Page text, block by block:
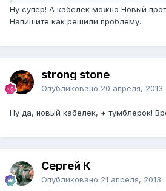
Ну супер! А кабелек можно Новый
Напишите как решили проблему.
strong stone
Опубликовано 20 апреля, 2013
Ну да, новый кабелёк, + тумблерок!
Сергей К
Опубликовано 21 апреля, 2013